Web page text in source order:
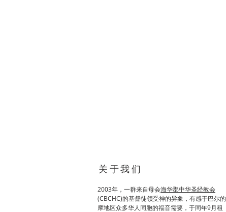
关于我们
2003年，一群来自母会海华郡中华圣经教会
(CBCHC)的基督徒领受神的异象，有感于巴尔的
摩地区众多华人同胞的福音需要，于同年9月租